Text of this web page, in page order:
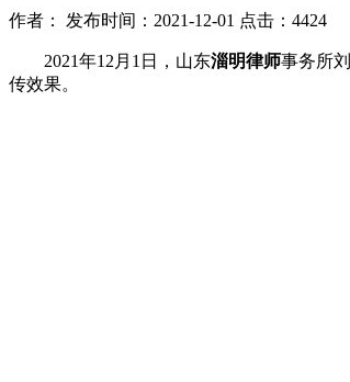
作者： 发布时间：2021-12-01 点击：4424
2021年12月1日，山东淄明律师事务所
传效果。